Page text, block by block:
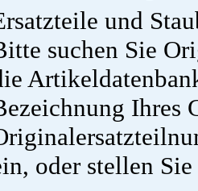
und
suchen Sie
Ihres
oder stellen